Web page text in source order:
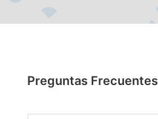
Preguntas Frecuentes